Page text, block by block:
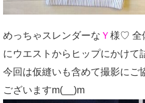
めっちゃスレンダーな Ｙ様♡ 全
にウエストからヒップにかけて
今回は仮縫いも含めて撮影に
ございますm(__)m